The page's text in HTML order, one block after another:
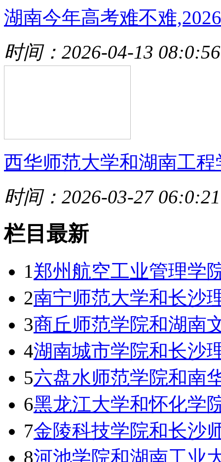
湖南今年高考难不难
时间：2026-04-13 08:0:56
西华师范大学和湖南工程
时间：2026-03-27 06:0:21
栏目最新
1郑州航空工业管理学
2南宁师范大学和长沙
3商丘师范学院和湖南
4湖南城市学院和长沙
5六盘水师范学院和南
6黑龙江大学和怀化学
7金陵科技学院和长沙
8河池学院和湖南工业